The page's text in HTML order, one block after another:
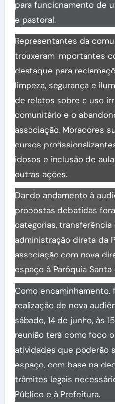
para funcionamento de
e pastoral.
Representantes da
trouxeram importantes
destaque para
limpeza, segurança e
de relatos sobre o uso
comunitário e o
associação. Moradores
cursos
idosos e inclusão de
outras ações.
Dando andamento à
propostas debatidas
categorias, transferência
administração direta da
associação com nova
espaço à Paróquia Santa
Como encaminhamento,
realização de nova
sábado, 14 de junho, às
reunião terá como foco
atividades que poderão
espaço, com base na
trâmites legais
Público e à Prefeitura.